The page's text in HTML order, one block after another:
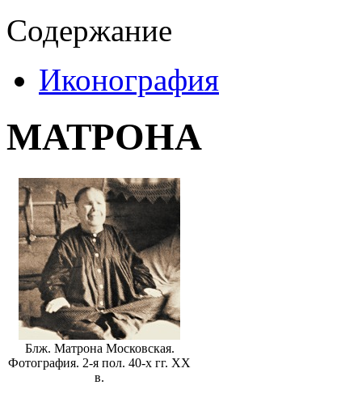
Содержание
Иконография
МАТРОНА
Блж. Матрона Московская.
Фотография. 2-я пол. 40-х гг. ХХ
в.